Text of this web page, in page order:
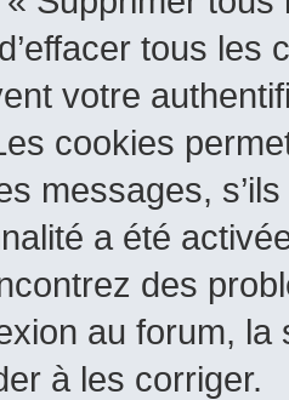
tous les
votre
cookies
messages,
a été
des
au forum,
à les corriger.